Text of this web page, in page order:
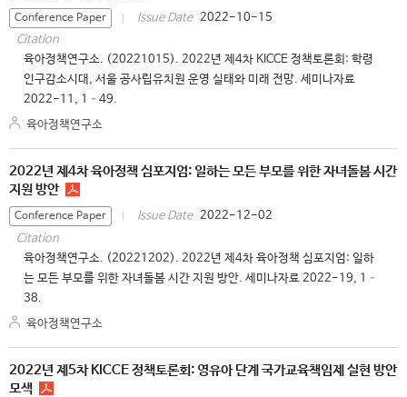
Conference Paper Issue Date 2022-10-15
Citation
육아정책연구소. (20221015). 2022년 제4차 KICCE 정책토론회: 학령
인구감소시대, 서울 공사립유치원 운영 실태와 미래 전망. 세미나자료
2022-11, 1–49.
육아정책연구소
2022년 제4차 육아정책 심포지엄: 일하는 모든 부모를 위한 자녀돌봄 시간
지원 방안
Conference Paper Issue Date 2022-12-02
Citation
육아정책연구소. (20221202). 2022년 제4차 육아정책 심포지엄: 일하
는 모든 부모를 위한 자녀돌봄 시간 지원 방안. 세미나자료 2022-19, 1–
38.
육아정책연구소
2022년 제5차 KICCE 정책토론회: 영유아 단계 국가교육책임제 실현 방안
모색